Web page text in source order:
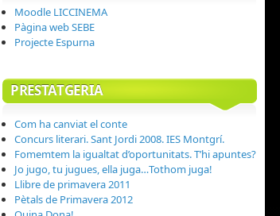
Moodle LICCINEMA
Pàgina web SEBE
Projecte Espurna
PRESTATGERIA
Com ha canviat el conte
Concurs literari. Sant Jordi 2008. IES Montgrí.
Fomemtem la igualtat d’oportunitats. T’hi apuntes?
Jo jugo, tu jugues, ella juga…Tothom juga!
Llibre de primavera 2011
Pètals de Primavera 2012